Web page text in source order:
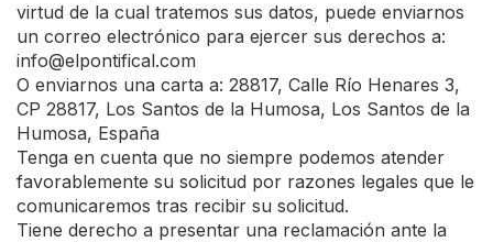
virtud de la cual tratemos sus datos, puede enviarnos
un correo electrónico para ejercer sus derechos a:
info@elpontifical.com
O enviarnos una carta a: 28817, Calle Río Henares 3,
CP 28817, Los Santos de la Humosa, Los Santos de la
Humosa, España
Tenga en cuenta que no siempre podemos atender
favorablemente su solicitud por razones legales que le
comunicaremos tras recibir su solicitud.
Tiene derecho a presentar una reclamación ante la